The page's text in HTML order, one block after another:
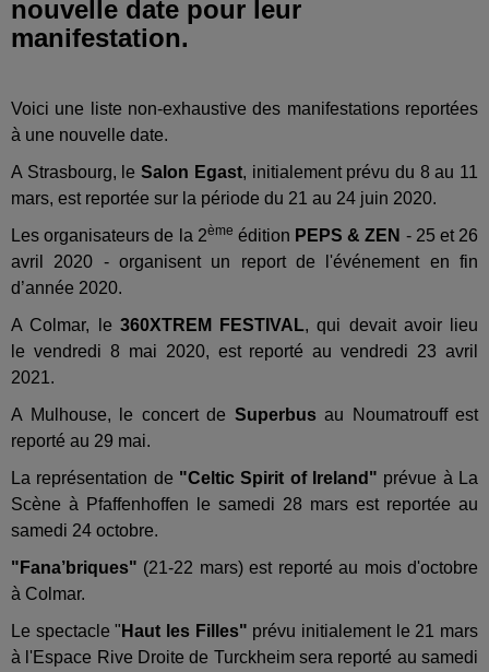
nouvelle date pour leur
manifestation.
Voici une liste non-exhaustive des manifestations reportées
à une nouvelle date.
A Strasbourg, leSalon Egast, initialement prévu du 8 au 11
mars, est reportée sur la période du 21 au 24 juin 2020.
Les organisateurs de la 2ème édition PEPS & ZEN - 25 et 26
avril 2020 - organisent un report de l'événement en fin
d’année 2020.
A Colmar, le 360XTREM FESTIVAL, qui devait avoir lieu
le vendredi 8 mai 2020, est reporté au vendredi 23 avril
2021.
A Mulhouse, le concert de Superbusau Noumatrouff est
reporté au 29 mai.
La représentation de "Celtic Spirit of Ireland" prévue à La
Scène à Pfaffenhoffen le samedi 28 mars est reportée au
samedi 24 octobre.
"Fana’briques" (21-22 mars) est reporté au mois d'octobre
à Colmar.
Le spectacle " Haut les Filles" prévu initialement le 21 mars
à l'Espace Rive Droite de Turckheim sera reporté au samedi